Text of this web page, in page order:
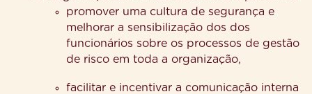
promover uma cultura de segurança e
melhorar a sensibilização dos dos
funcionários sobre os processos de gestão
de risco em toda a organização,
facilitar e incentivar a comunicação interna